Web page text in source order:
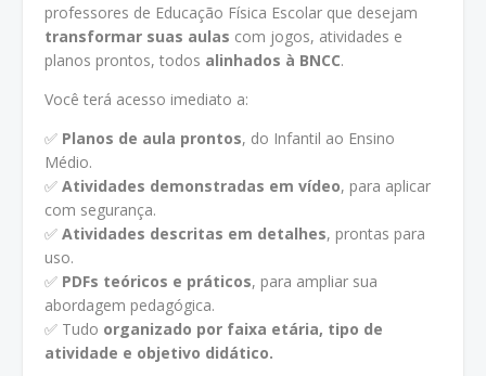
professores de Educação Física Escolar que desejam
transformar suas aulas com jogos, atividades e
planos prontos, todos alinhados à BNCC.
Você terá acesso imediato a:
✅ Planos de aula prontos, do Infantil ao Ensino
Médio.
✅ Atividades demonstradas em vídeo, para aplicar
com segurança.
✅ Atividades descritas em detalhes, prontas para
uso.
✅ PDFs teóricos e práticos, para ampliar sua
abordagem pedagógica.
✅ Tudo organizado por faixa etária, tipo de
atividade e objetivo didático.